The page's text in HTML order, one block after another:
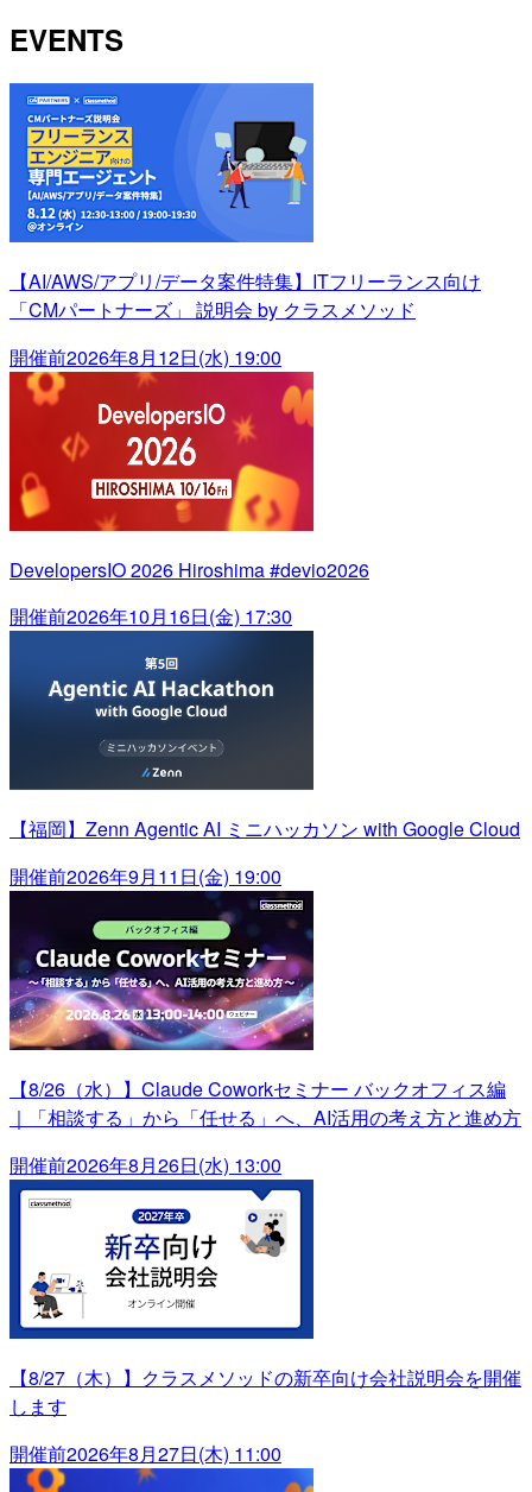
EVENTS
【AI/AWS/アプリ/データ案件特集】ITフリーランス向け
「CMパートナーズ」 説明会 by クラスメソッド
開催前2026年8月12日(水) 19:00
DevelopersIO 2026 Hiroshima #devio2026
開催前2026年10月16日(金) 17:30
【福岡】Zenn Agentic AI ミニハッカソン with Google Cloud
開催前2026年9月11日(金) 19:00
【8/26（水）】Claude Coworkセミナー バックオフィス編
｜「相談する」から「任せる」へ、AI活用の考え方と進め方
開催前2026年8月26日(水) 13:00
【8/27（木）】クラスメソッドの新卒向け会社説明会を開催
します
開催前2026年8月27日(木) 11:00